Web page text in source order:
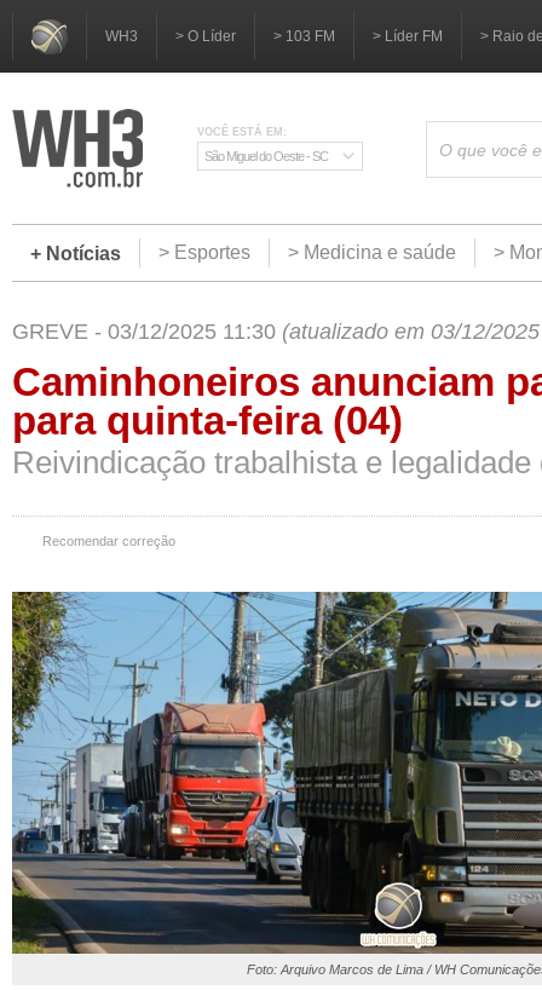
WH3 > O Líder > 103 FM > Líder FM > Raio
VOCÊ ESTÁ EM:
São Miguel do Oeste - SC
+ Notícias > Esportes > Medicina e saúde >
GREVE - 03/12/2025 11:30 (atualizado em 03/12/
Caminhoneiros anunciam
para quinta-feira (04)
Reivindicação trabalhista e
Recomendar correção
Foto: Arquivo Marcos de Lima / WH